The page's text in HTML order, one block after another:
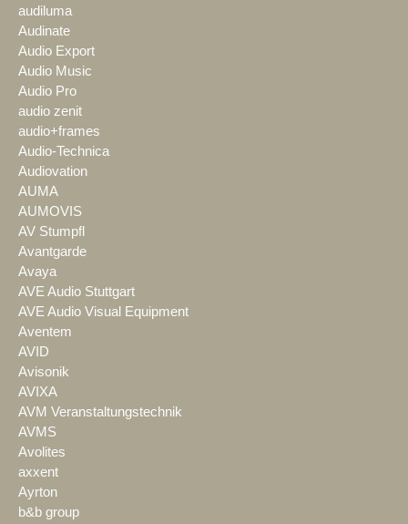
audiluma
Audinate
Audio Export
Audio Music
Audio Pro
audio zenit
audio+frames
Audio-Technica
Audiovation
AUMA
AUMOVIS
AV Stumpfl
Avantgarde
Avaya
AVE Audio Stuttgart
AVE Audio Visual Equipment
Aventem
AVID
Avisonik
AVIXA
AVM Veranstaltungstechnik
AVMS
Avolites
axxent
Ayrton
b&b group